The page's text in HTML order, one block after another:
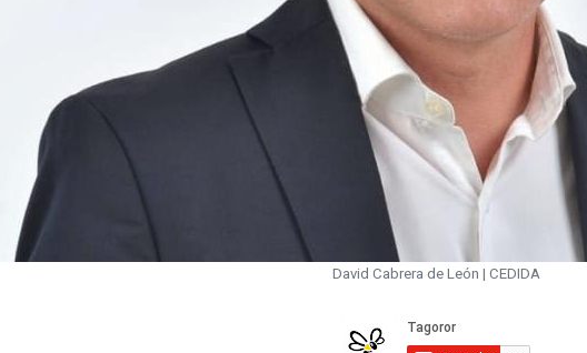
David Cabrera de León | CEDIDA